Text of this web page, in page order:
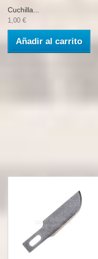
Cuchilla...
1,00 €
Añadir al carrito